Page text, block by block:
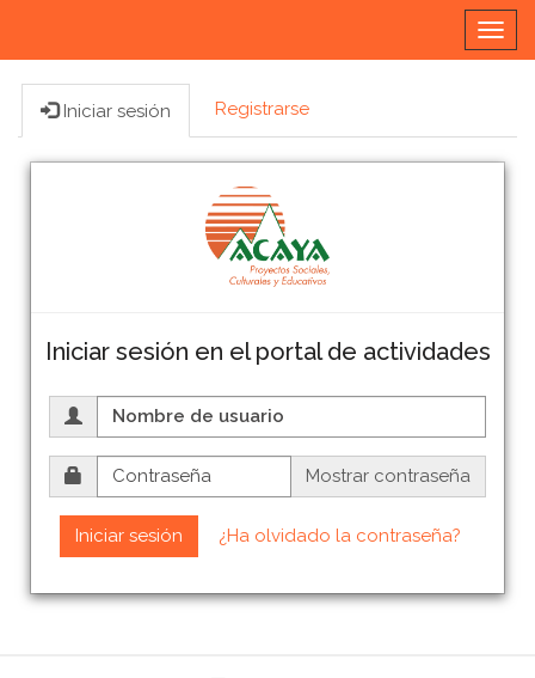
Iniciar sesión
Registrarse
Iniciar sesión en el portal de actividades
Mostrar contraseña
Iniciar sesión ¿Ha olvidado la contraseña?